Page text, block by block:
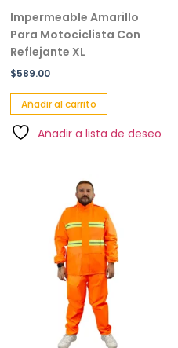
Impermeable Amarillo
Para Motociclista Con
Reflejante XL
$589.00
Añadir al carrito
Añadir a lista de deseo